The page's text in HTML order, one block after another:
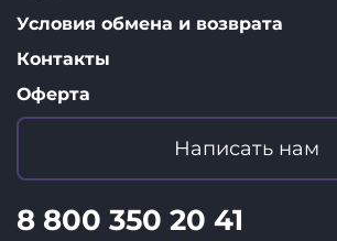
Написать нам
8 800 350 20 41
Условия обмена и возврата
Контакты
Оферта